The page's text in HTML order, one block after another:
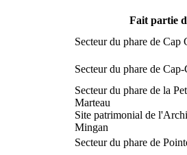
Fait partie
Secteur du phare de Cap
Secteur du phare de Cap-
Secteur du phare de la
Marteau
Site patrimonial de
Mingan
Secteur du phare de